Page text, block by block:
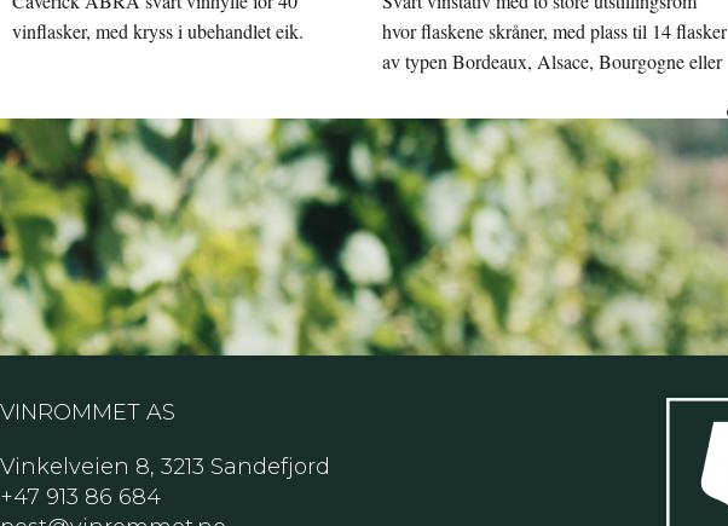
vinflasker, med kryss i ubehandlet eik.
hvor flaskene skråner, med plass til 14 flasker
av typen Bordeaux, Alsace, Bourgogne eller
VINROMMET AS
Vinkelveien 8, 3213 Sandefjord
+47 913 86 684